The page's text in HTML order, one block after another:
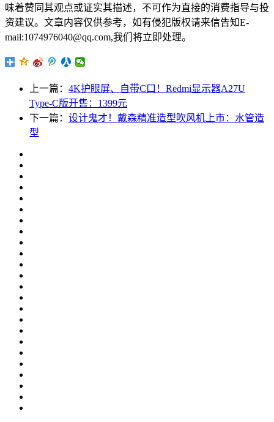
味着赞同其观点或证实其描述，不可作为直接的消费指导与投
资建议。文章内容仅供参考，如有侵犯版权请来信告知E-
mail:1074976040@qq.com,我们将立即处理。
上一篇： 4K护眼屏、自带C口！Redmi显示器A27U
Type-C版开售：1399元
下一篇： 设计鬼才！戴森精准造型吹风机上市：水管造
型